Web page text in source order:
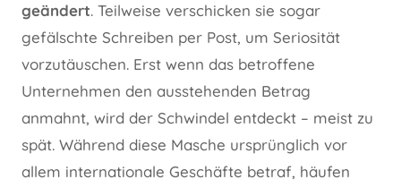
geändert. Teilweise verschicken sie sogar
gefälschte Schreiben per Post, um Seriosität
vorzutäuschen. Erst wenn das betroffene
Unternehmen den ausstehenden Betrag
anmahnt, wird der Schwindel entdeckt – meist zu
spät. Während diese Masche ursprünglich vor
allem internationale Geschäfte betraf, häufen